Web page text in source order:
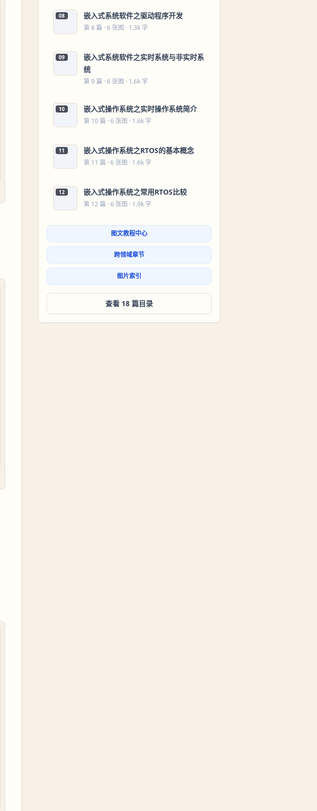
08 嵌入式系统软件之驱动程序开发
第 8 篇 · 6 张图 · 1.3k 字
09
嵌入式系统软件之实时系统与非实时系
统
第 9 篇 · 6 张图 · 1.6k 字
10 嵌入式操作系统之实时操作系统简介
第 10 篇 · 6 张图 · 1.6k 字
11 嵌入式操作系统之RTOS的基本概念
第 11 篇 · 6 张图 · 1.6k 字
12 嵌入式操作系统之常用RTOS比较
第 12 篇 · 6 张图 · 1.9k 字
图文教程中心
跨领域章节
图片索引
查看 18 篇目录